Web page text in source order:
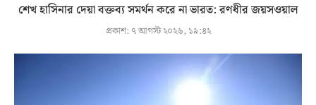
শেখ হাসিনার দেয়া বক্তব্য সমর্থন করে না ভারত: রণধীর জয়সওয়াল
প্রকাশ: ৭ আগস্ট ২০২৬, ১৯:৪২